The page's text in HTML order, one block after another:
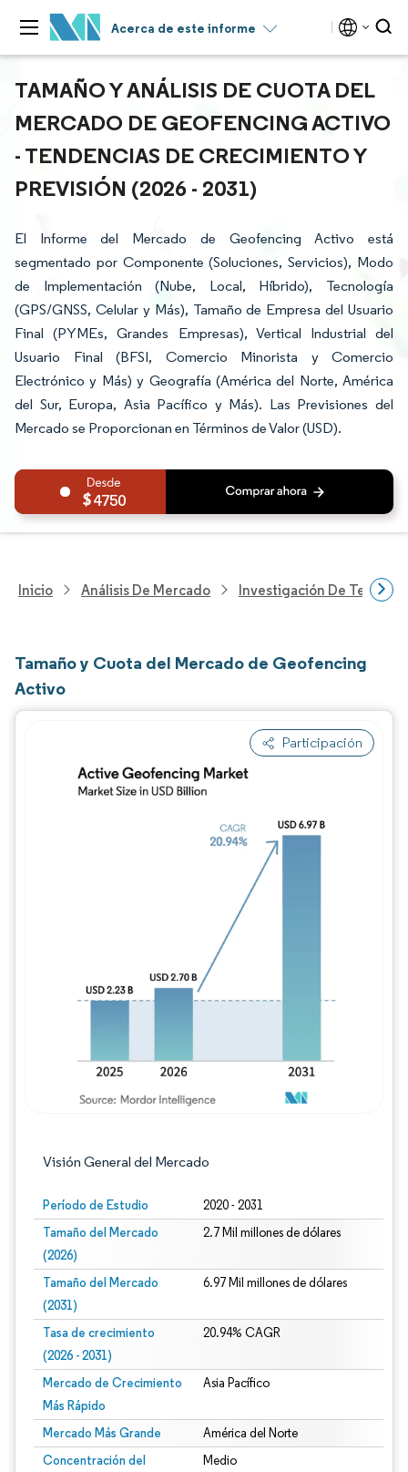
Acerca de este informe
TAMAÑO Y ANÁLISIS DE CUOTA DEL
MERCADO DE GEOFENCING ACTIVO
- TENDENCIAS DE CRECIMIENTO Y
PREVISIÓN (2026 - 2031)
El Informe del Mercado de Geofencing Activo está
segmentado por Componente (Soluciones, Servicios), Modo
de Implementación (Nube, Local, Híbrido), Tecnología
(GPS/GNSS, Celular y Más), Tamaño de Empresa del Usuario
Final (PYMEs, Grandes Empresas), Vertical Industrial del
Usuario Final (BFSI, Comercio Minorista y Comercio
Electrónico y Más) y Geografía (América del Norte, América
del Sur, Europa, Asia Pacífico y Más). Las Previsiones del
Mercado se Proporcionan en Términos de Valor (USD).
4750
Inicio Análisis De Mercado Investigación De
Tamaño y Cuota del Mercado de Geofencing
Activo
Participación
Visión General del Mercado
Período de Estudio 2020 - 2031
Tamaño del Mercado
(2026)
2.7 Mil millones de dólares
Tamaño del Mercado
(2031)
6.97 Mil millones de dólares
Tasa de crecimiento
(2026 - 2031)
20.94% CAGR
Mercado de Crecimiento
Más Rápido
Asia Pacífico
Mercado Más Grande América del Norte
Concentración del
Medio
Imagen © Mordor Intelligence. El uso